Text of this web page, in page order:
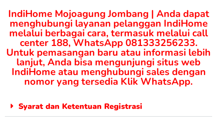
IndiHome Mojoagung Jombang | Anda dapat
menghubungi layanan pelanggan IndiHome
melalui berbagai cara, termasuk melalui call
center 188, WhatsApp 081333256233.
Untuk pemasangan baru atau informasi lebih
lanjut, Anda bisa mengunjungi situs web
IndiHome atau menghubungi sales dengan
nomor yang tersedia Klik WhatsApp.
Syarat dan Ketentuan Registrasi